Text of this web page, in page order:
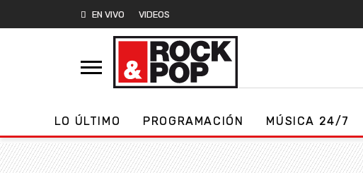
EN VIVO VIDEOS
LO ÚLTIMO PROGRAMACIÓN MÚSICA 24/7